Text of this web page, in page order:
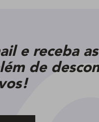
e receba as
de